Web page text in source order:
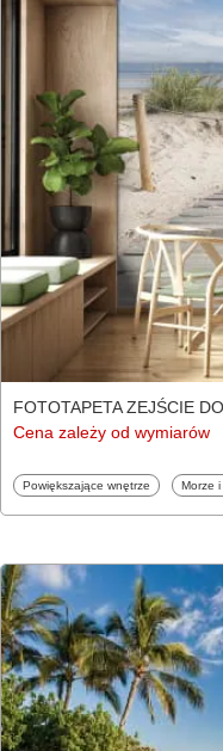
FOTOTAPETA ZEJŚCIE
Cena zależy od wymiarów
Fototapety
Powiększające wnętrze Morze i